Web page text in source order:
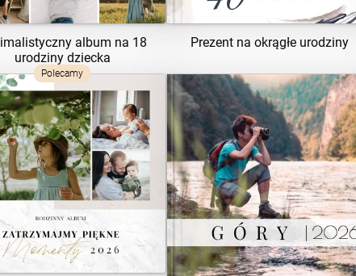
album na 18
urodziny dziecka
Prezent na okrągłe urodziny
Polecamy
ZOBACZ SZABLON ZOBACZ SZABLON